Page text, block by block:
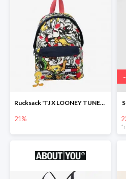
Rucksack 'TJ X LOONEY TUNES Plecak
21%
-